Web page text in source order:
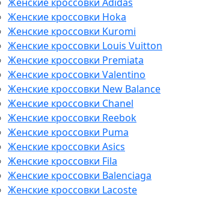
Женские кроссовки Hoka
Женские кроссовки Kuromi
Женские кроссовки Louis Vuitton
Женские кроссовки Premiata
Женские кроссовки Valentino
Женские кроссовки New Balance
Женские кроссовки Chanel
Женские кроссовки Reebok
Женские кроссовки Puma
Женские кроссовки Asics
Женские кроссовки Fila
Женские кроссовки Balenciaga
Женские кроссовки Lacoste